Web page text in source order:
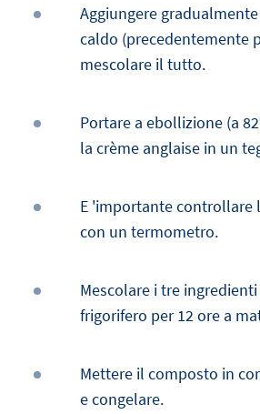
Aggiungere
caldo (precedentemente
mescolare il tutto.
Portare a ebollizione (a
la crème anglaise in un
E 'importante controllare
con un termometro.
Mescolare i tre
frigorifero per 12 ore a
Mettere il composto in
e congelare.